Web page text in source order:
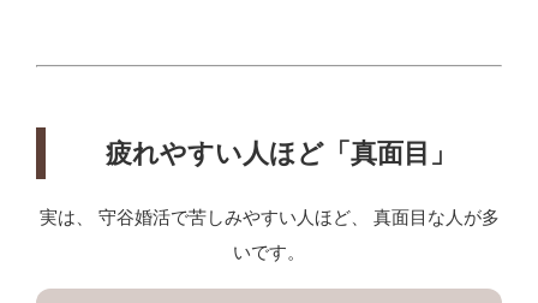
疲れやすい人ほど「真面目」
実は、 守谷婚活で苦しみやすい人ほど、 真面目な人が多
いです。